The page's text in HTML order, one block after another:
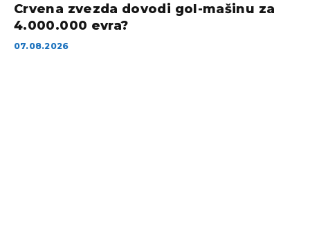
Crvena zvezda dovodi gol-mašinu za
4.000.000 evra?
07.08.2026